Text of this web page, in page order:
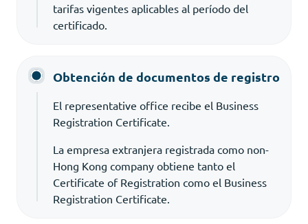
tarifas vigentes aplicables al período del
certificado.
Obtención de documentos de registro
El representative office recibe el Business
Registration Certificate.
La empresa extranjera registrada como non-
Hong Kong company obtiene tanto el
Certificate of Registration como el Business
Registration Certificate.